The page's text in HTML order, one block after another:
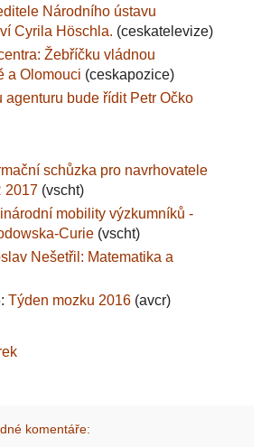
Národního ústavu
Cyrila Höschla. (ceskatelevize)
Žebříčku vládnou
a Olomouci (ceskapozice)
agenturu bude řídit Petr Očko
schůzka pro navrhovatele
2017(vscht)
mobility výzkumníků -
Curie(vscht)
Nešetřil: Matematika a
Týden mozku 2016(avcr)
komentáře: